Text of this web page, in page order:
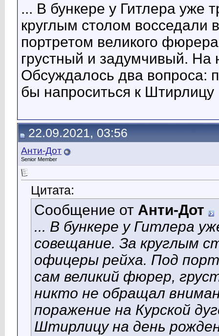
... В бункере у Гитлера уже
круглым столом
портретом великого
грустный и задумчивый. На
Обсуждалось два вопроса:
бы напроситься к
22.09.2021, 03:56
Анти-Дот
Senior Member
Цитата:
Сообщение от Анти-Дот
... В бункере у Гитлера
совещание. За круглым
офицеры рейха. Под
сам великий фюрер,
никто не обращал
поражение на Курской
Штирлицу на день